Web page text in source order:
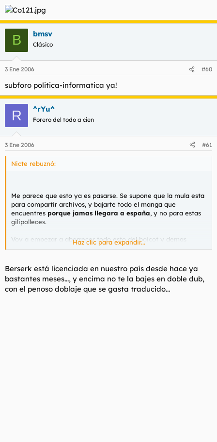
Me parece que esto ya es pasarse ....bla ...bla....bla tonterias de
la zorra.
B bmsv
Clásico
3 Ene 2006 #60
subforo politica-informatica ya!
R ^rYu^
Forero del todo a cien
3 Ene 2006 #61
Nicte rebuznó:
Me parece que esto ya es pasarse. Se supone que la mula esta
para compartir archivos, y bajarte todo el manga que
encuentres porque jamas llegara a españa, y no para estas
gilipolleces.
Voy a empezar a aborrecer todo esto del boicot y demas
chorradas empujadas por titiriteros que se rien de lo borrega
Haz clic para expandir...
Berserk está licenciada en nuestro país desde hace ya
bastantes meses..., y encima no te la bajes en doble dub,
con el penoso doblaje que se gasta traducido...